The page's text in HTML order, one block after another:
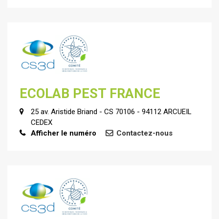
ECOLAB PEST FRANCE
25 av. Aristide Briand - CS 70106 - 94112 ARCUEIL
CEDEX
Afficher le numéro
Contactez-nous